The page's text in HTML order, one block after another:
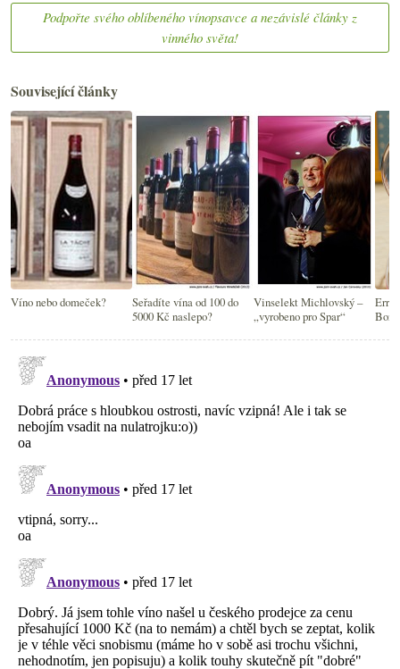
Podpořte svého oblíbeného vínopsavce a nezávislé články z
vinného světa!
Související články
Víno nebo domeček?
Seřadíte vína od 100 do
5000 Kč naslepo?
Vinselekt Michlovský –
„vyrobeno pro Spar“